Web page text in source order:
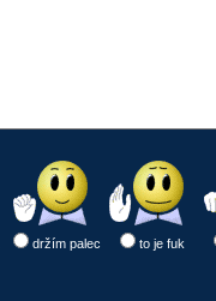
držím palec
to je fuk